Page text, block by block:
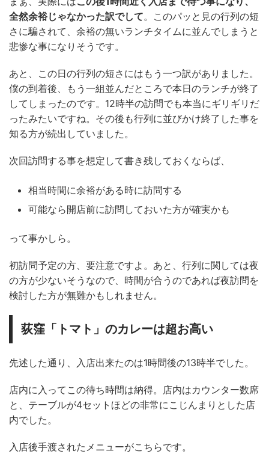
全然余裕じゃなかった訳でして。このパッと見の行列の短
さに騙されて、余裕の無いランチタイムに並んでしまうと
悲惨な事になりそうです。
あと、この日の行列の短さにはもう一つ訳がありました。
僕の到着後、もう一組並んだところで本日のランチが終了
してしまったのです。12時半の訪問でも本当にギリギリだ
ったみたいですね。その後も行列に並びかけ終了した事を
知る方が続出していました。
次回訪問する事を想定して書き残しておくならば、
相当時間に余裕がある時に訪問する
可能なら開店前に訪問しておいた方が確実かも
って事かしら。
初訪問予定の方、要注意ですよ。あと、行列に関しては夜
の方が少ないそうなので、時間が合うのであれば夜訪問を
検討した方が無難かもしれません。
荻窪「トマト」のカレーは超お高い
先述した通り、入店出来たのは1時間後の13時半でした。
店内に入ってこの待ち時間は納得。店内はカウンター数席
と、テーブルが4セットほどの非常にこじんまりとした店
内でした。
入店後手渡されたメニューがこちらです。